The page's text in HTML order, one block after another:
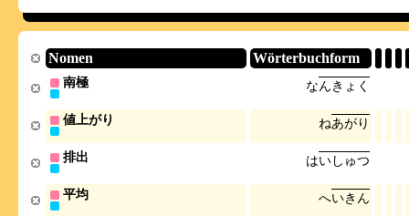
Nomen Wörterbuchform
南極 なんき ょ く
値上がり ねあがり
排出 はいし ゅつ
平均 へいき ん